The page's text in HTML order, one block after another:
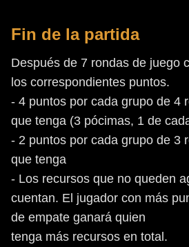
Fin de la partida
Después de 7 rondas de juego
los correspondientes puntos.
- 4 puntos por cada grupo de 4
que tenga (3 pócimas, 1 de
- 2 puntos por cada grupo de 3
que tenga
- Los recursos que no queden
cuentan. El jugador con más
de empate ganará quien
tenga más recursos en total.